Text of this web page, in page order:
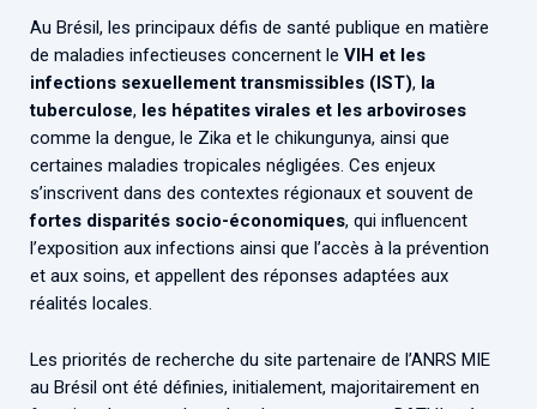
Au Brésil, les principaux défis de santé publique en matière
de maladies infectieuses concernent le VIH et les
infections sexuellement transmissibles (IST), la
tuberculose, les hépatites virales et les arboviroses
comme la dengue, le Zika et le chikungunya, ainsi que
certaines maladies tropicales négligées. Ces enjeux
s’inscrivent dans des contextes régionaux et souvent de
fortes disparités socio-économiques, qui influencent
l’exposition aux infections ainsi que l’accès à la prévention
et aux soins, et appellent des réponses adaptées aux
réalités locales.
Les priorités de recherche du site partenaire de l’ANRS MIE
au Brésil ont été définies, initialement, majoritairement en